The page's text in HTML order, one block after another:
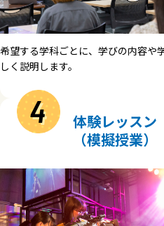
希望する学科ごとに、学びの内容や
しく説明します。
4
体験レッスン
（模擬授業）